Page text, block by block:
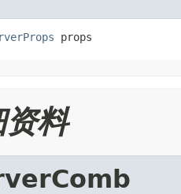
props
料